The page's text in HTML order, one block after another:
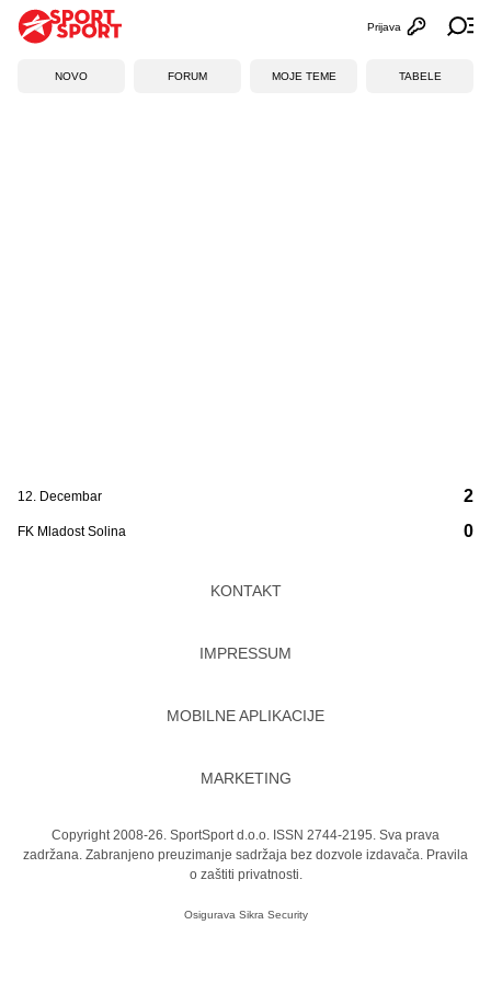
Otvori
Prijava
NOVO FORUM MOJE TEME TABELE
12. Decembar
FK Mladost Solina
2
0
KONTAKT
IMPRESSUM
MOBILNE APLIKACIJE
MARKETING
Copyright 2008-26. SportSport d.o.o. ISSN 2744-2195. Sva prava
zadržana. Zabranjeno preuzimanje sadržaja bez dozvole izdavača. Pravila
o zaštiti privatnosti.
Osigurava Sikra Security